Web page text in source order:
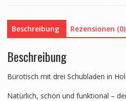
Menge
Beschreibung Rezensionen (0)
Beschreibung
Bürotisch mit drei Schubladen in
Natürlich, schön und funktional –